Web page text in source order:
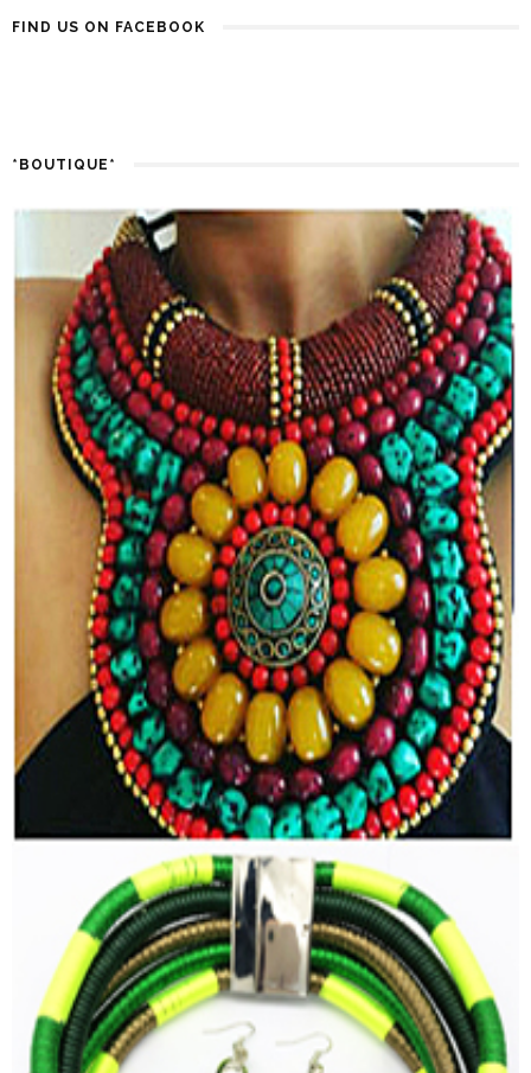
FIND US ON FACEBOOK
*BOUTIQUE*